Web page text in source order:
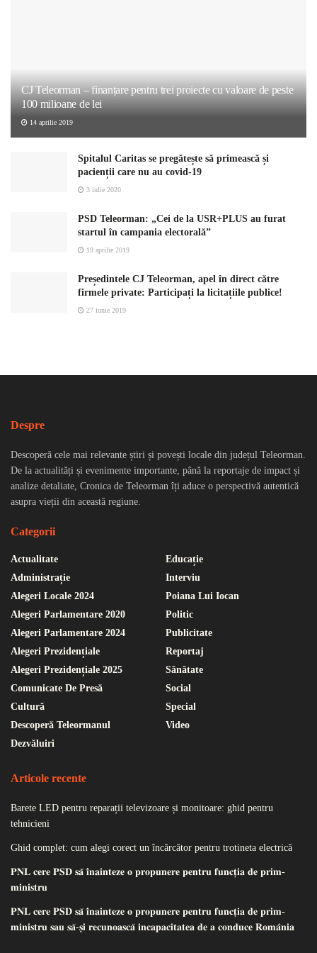
CJ Teleorman – finanțare pentru trei proiecte cu valoare de peste
100 milioane de lei
14 aprilie 2019
Spitalul Caritas se pregătește să primească și
pacienții care nu au covid-19
3 iulie 2020
PSD Teleorman: „Cei de la USR+PLUS au furat
startul în campania electorală”
19 aprilie 2019
Președintele CJ Teleorman, apel în direct către
firmele private: Participați la licitațiile publice!
27 iunie 2019
Despre
Descoperă cele mai relevante știri și povești locale din județul Teleorman.
De la actualități și evenimente importante, până la reportaje de impact și
analize detaliate, Cronica de Teleorman îți aduce o perspectivă autentică
asupra vieții din această regiune.
Categorii
Actualitate
Administrație
Alegeri Locale 2024
Alegeri Parlamentare 2020
Alegeri Parlamentare 2024
Alegeri Prezidențiale
Alegeri Prezidențiale 2025
Comunicate De Presă
Cultură
Descoperă Teleormanul
Dezvăluiri
Educație
Interviu
Poiana Lui Iocan
Politic
Publicitate
Reportaj
Sănătate
Social
Special
Video
Articole recente
Barete LED pentru reparații televizoare și monitoare: ghid pentru
tehnicieni
Ghid complet: cum alegi corect un încărcător pentru trotineta electrică
𝐏𝐍𝐋 𝐜𝐞𝐫𝐞 𝐏𝐒𝐃 𝐬𝐚̆ 𝐢̂𝐧𝐚𝐢𝐧𝐭𝐞𝐳𝐞 𝐨 𝐩𝐫𝐨𝐩𝐮𝐧𝐞𝐫𝐞 𝐩𝐞𝐧𝐭𝐫𝐮 𝐟𝐮𝐧𝐜𝐭̦𝐢𝐚 𝐝𝐞 𝐩𝐫𝐢𝐦-
𝐦𝐢𝐧𝐢𝐬𝐭𝐫𝐮
𝐏𝐍𝐋 𝐜𝐞𝐫𝐞 𝐏𝐒𝐃 𝐬𝐚̆ 𝐢̂𝐧𝐚𝐢𝐧𝐭𝐞𝐳𝐞 𝐨 𝐩𝐫𝐨𝐩𝐮𝐧𝐞𝐫𝐞 𝐩𝐞𝐧𝐭𝐫𝐮 𝐟𝐮𝐧𝐜𝐭̦𝐢𝐚 𝐝𝐞 𝐩𝐫𝐢𝐦-
𝐦𝐢𝐧𝐢𝐬𝐭𝐫𝐮 𝐬𝐚𝐮 𝐬𝐚̆-𝐬̦𝐢 𝐫𝐞𝐜𝐮𝐧𝐨𝐚𝐬𝐜𝐚̆ 𝐢𝐧𝐜𝐚𝐩𝐚𝐜𝐢𝐭𝐚𝐭𝐞𝐚 𝐝𝐞 𝐚 𝐜𝐨𝐧𝐝𝐮𝐜𝐞 𝐑𝐨𝐦𝐚̂𝐧𝐢𝐚